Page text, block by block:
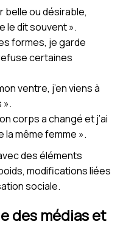
belle ou désirable,
le dit souvent ».
formes, je garde
certaines
ventre, j’en viens à
».
corps a changé et j’ai
la même femme ».
des éléments
modifications liées
sociale.
des médias et